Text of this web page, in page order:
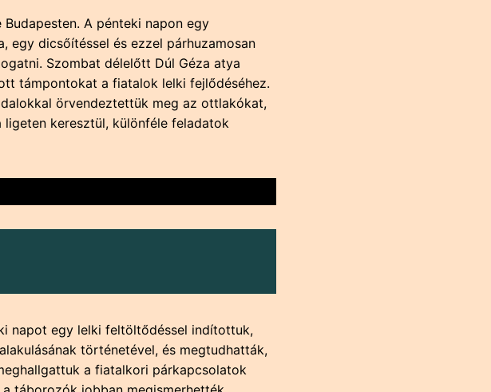
A pénteki napon egy
egy dicsőítéssel és ezzel párhuzamosan
Szombat délelőtt Dúl Géza atya
támpontokat a fiatalok lelki fejlődéséhez.
örvendeztettük meg az ottlakókat,
keresztül, különféle feladatok
napot egy lelki feltöltődéssel indítottuk,
történetével, és megtudhatták,
a fiatalkori párkapcsolatok